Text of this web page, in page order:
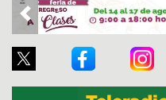
Previous